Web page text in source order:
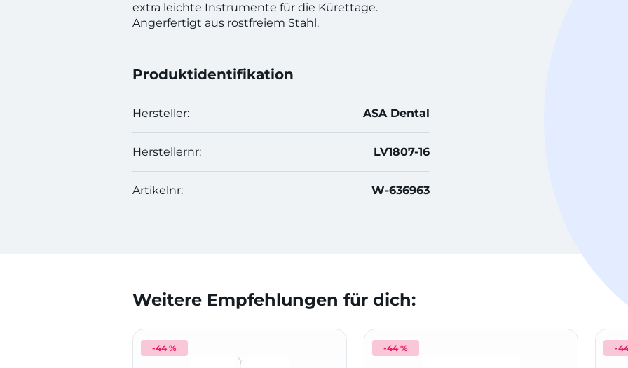
extra leichte Instrumente für die Kürettage.
Angerfertigt aus rostfreiem Stahl.
Produktidentifikation
Hersteller: ASA Dental
Herstellernr: LV1807-16
Artikelnr: W-636963
Weitere Empfehlungen für dich:
-44 % -44 % -